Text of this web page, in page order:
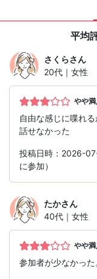
平均
さくらさん
20代｜女性
やや
自由な感じに喋れ
話せなかった
投稿日時：2026-
に参加）
たかさん
40代｜女性
やや
参加者が少なかっ